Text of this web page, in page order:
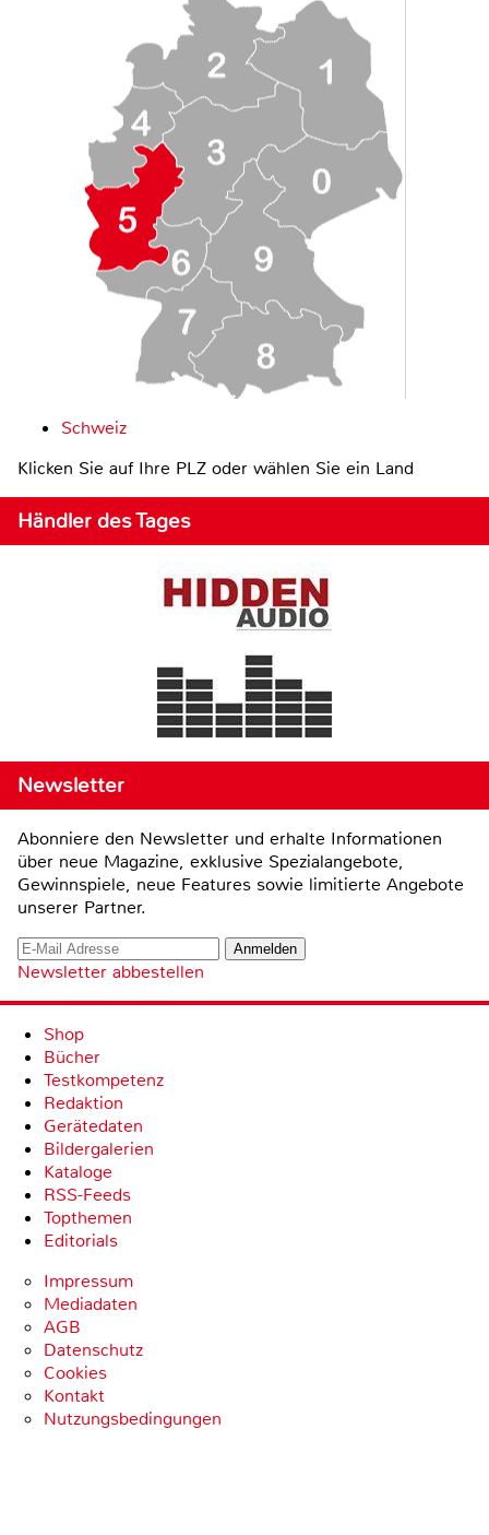
Schweiz
Klicken Sie auf Ihre PLZ oder wählen Sie ein Land
Händler des Tages
Newsletter
Abonniere den Newsletter und erhalte Informationen
über neue Magazine, exklusive Spezialangebote,
Gewinnspiele, neue Features sowie limitierte Angebote
unserer Partner.
Newsletter abbestellen
Shop
Bücher
Testkompetenz
Redaktion
Gerätedaten
Bildergalerien
Kataloge
RSS-Feeds
Topthemen
Editorials
Impressum
Mediadaten
AGB
Datenschutz
Cookies
Kontakt
Nutzungsbedingungen